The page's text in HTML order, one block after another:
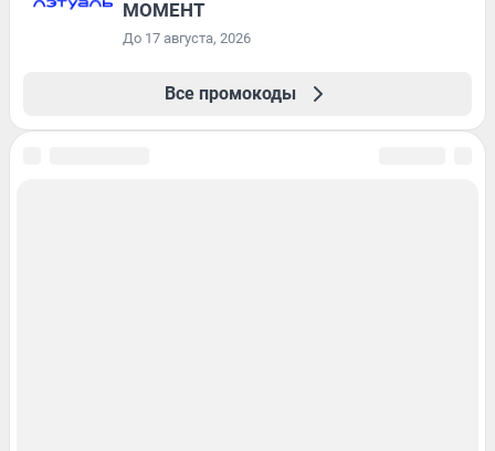
МОМЕНТ
До 17 августа, 2026
Все промокоды